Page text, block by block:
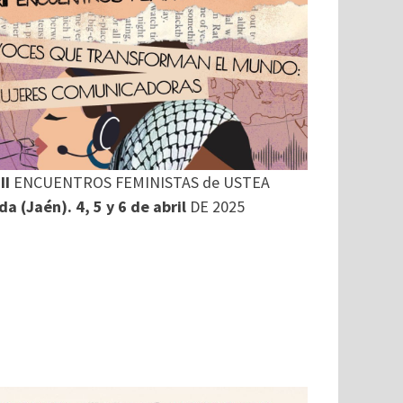
ENCUENTROS FEMINISTAS de USTEA
(Jaén). 4, 5 y 6 de abrilDE 2025